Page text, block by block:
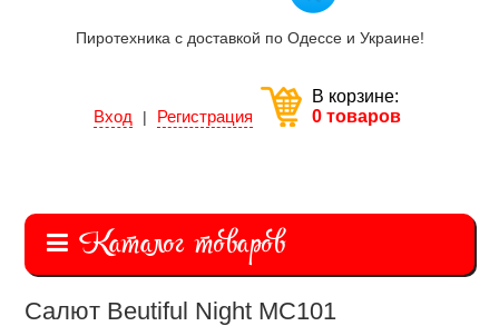
Пиротехника с доставкой по Одессе и Украине!
Вход | Регистрация
В корзине:
0 товаров
Каталог товаров
Салют Beutiful Night MC101